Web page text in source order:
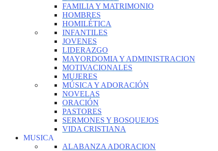
FAMILIA Y MATRIMONIO
HOMBRES
HOMILÉTICA
INFANTILES
JOVENES
LIDERAZGO
MAYORDOMIA Y ADMINISTRACION
MOTIVACIONALES
MUJERES
MÚSICA Y ADORACIÓN
NOVELAS
ORACIÓN
PASTORES
SERMONES Y BOSQUEJOS
VIDA CRISTIANA
MUSICA
ALABANZA ADORACION